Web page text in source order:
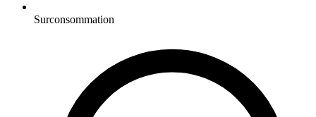
Surconsommation